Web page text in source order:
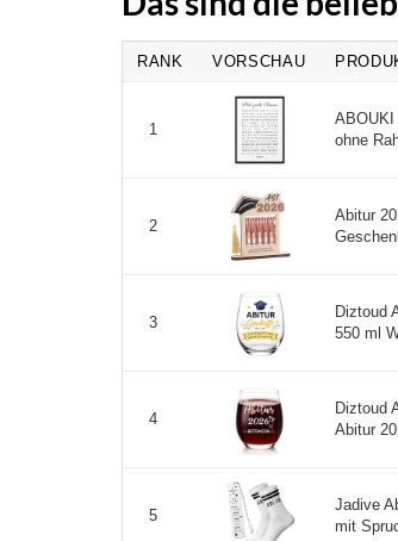
RANK VORSCHAU
1
ABOUKI
ohne
2
Abitur
3
Diztoud
550 ml
4
Diztoud
Abitur
5
Jadive
mit